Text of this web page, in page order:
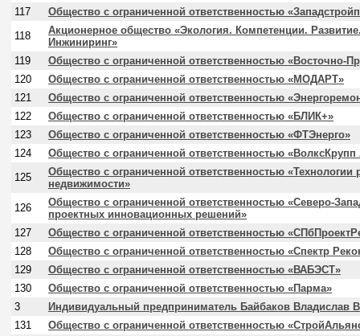
117
Общество с ограниченной ответственностью
118
Акционерное общество «Экология. Компетенции.
Инжиниринг»
119
Общество с ограниченной ответственностью «Восточно-
120
Общество с ограниченной ответственностью «МОДАРТ»
121
Общество с ограниченной ответственностью
122
Общество с ограниченной ответственностью «БЛИК+»
123
Общество с ограниченной ответственностью «ФТЭнерго»
124
Общество с ограниченной ответственностью «ВолксКрупп
125
Общество с ограниченной ответственностью «Технологии
недвижимости»
126
Общество с ограниченной ответственностью «Северо-
проектных инновационных решений»
127
Общество с ограниченной ответственностью
128
Общество с ограниченной ответственностью «Спектр
129
Общество с ограниченной ответственностью «ВАБЭСТ»
130
Общество с ограниченной ответственностью «Парма»
3
Индивидуальный предприниматель Байбаков Владислав
131
Общество с ограниченной ответственностью